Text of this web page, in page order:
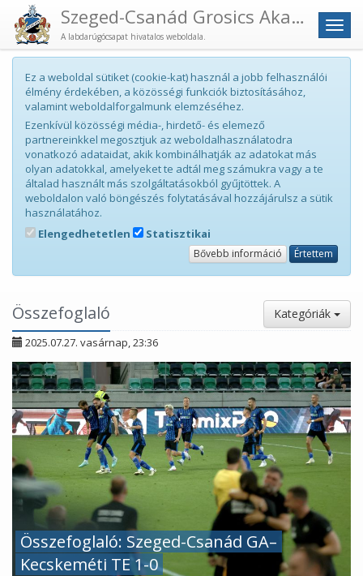
Menü
Szeged-Csanád Grosics Akadémia
A labdarúgócsapat hivatalos weboldala.
Ez a weboldal sütiket (cookie-kat) használ a jobb felhasználói
élmény érdekében, a közösségi funkciók biztosításához,
valamint weboldalforgalmunk elemzéséhez.
Ezenkívül közösségi média-, hirdető- és elemező
partnereinkkel megosztjuk az weboldalhasználatodra
vonatkozó adataidat, akik kombinálhatják az adatokat más
olyan adatokkal, amelyeket te adtál meg számukra vagy a te
általad használt más szolgáltatásokból gyűjtöttek. A
weboldalon való böngészés folytatásával hozzájárulsz a sütik
használatához.
Elengedhetetlen
Statisztikai
Bővebb információ Értettem
Összefoglaló Kategóriák
2025.07.27. vasárnap, 23:36
Összefoglaló: Szeged-Csanád GA–
Kecskeméti TE 1-0